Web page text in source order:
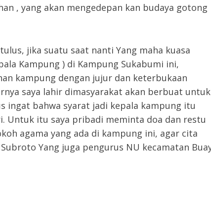
, yang akan mengedepan kan budaya gotong
jika suatu saat nanti Yang maha kuasa
Kampung ) di Kampung Sukabumi ini,
kampung dengan jujur dan keterbukaan
saya lahir dimasyarakat akan berbuat untuk
ingat bahwa syarat jadi kepala kampung itu
Untuk itu saya pribadi meminta doa dan restu
agama yang ada di kampung ini, agar cita
Yang juga pengurus NU kecamatan